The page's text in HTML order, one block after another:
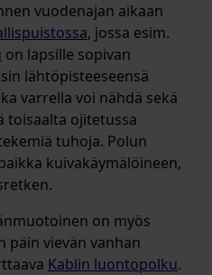
vuodenajan aikaan
, jossa esim.
on lapsille sopivan
lähtöpisteeseensä
varrella voi nähdä sekä
toisaalta ojitetussa
tuhoja. Polun
kuivakäymälöineen,
on myös
päin vievän vanhan
Kablin luontopolku.